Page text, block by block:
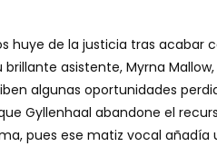
huye de la justicia tras acabar
asistente, Myrna
algunas oportunidades
Gyllenhaal abandone el
pues ese matiz vocal